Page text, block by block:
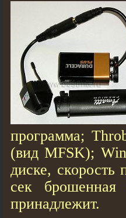
программа;
(вид MFSK);
диске,
сек
принадлежит.